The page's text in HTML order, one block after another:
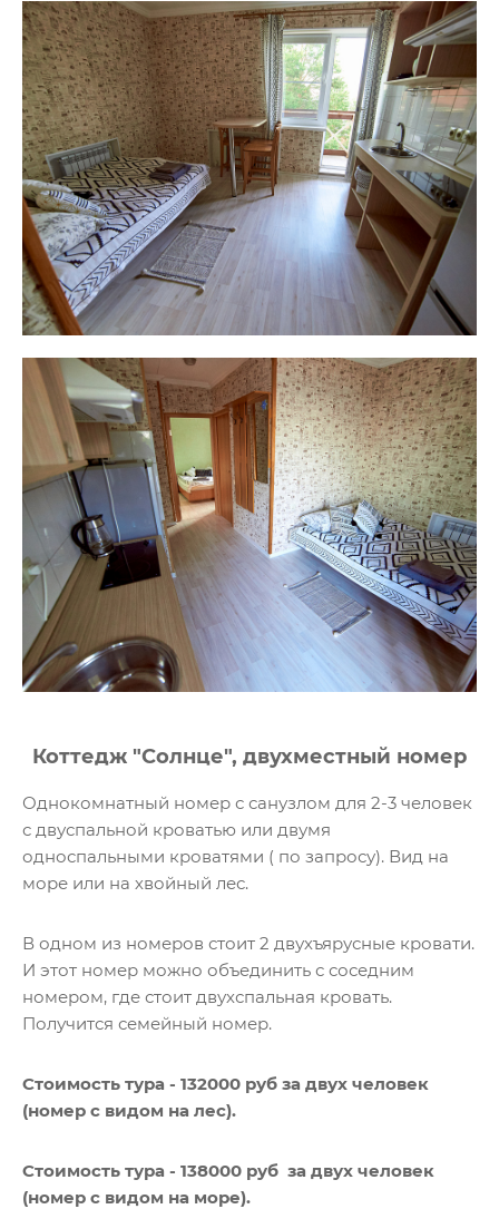
Коттедж "Солнце", двухместный номер
Однокомнатный номер с санузлом для 2-3 человек
с двуспальной кроватью или двумя
односпальными кроватями ( по запросу). Вид на
море или на хвойный лес.
В одном из номеров стоит 2 двухъярусные кровати.
И этот номер можно объединить с соседним
номером, где стоит двухспальная кровать.
Получится семейный номер.
Стоимость тура - 132000 руб за двух человек
(номер с видом на лес).
Стоимость тура - 138000 руб за двух человек
(номер с видом на море).